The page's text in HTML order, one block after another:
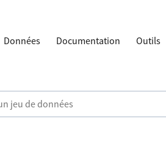
Données Documentation Outils